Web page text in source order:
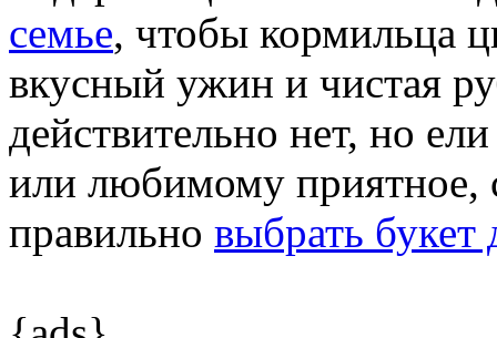
семье, чтобы кормильца
вкусный ужин и чистая
действительно нет, но
или любимому приятное,
правильно выбрать